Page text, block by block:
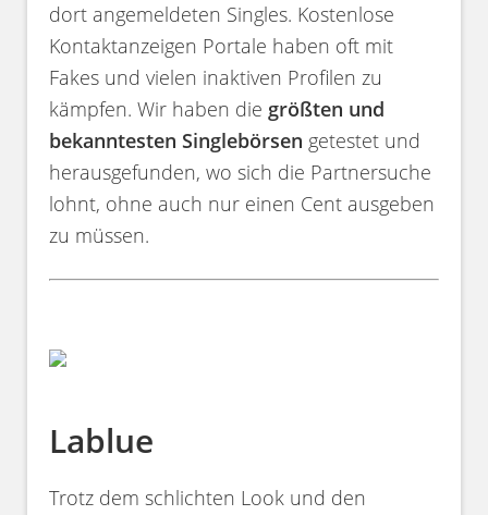
dort angemeldeten Singles. Kostenlose
Kontaktanzeigen Portale haben oft mit
Fakes und vielen inaktiven Profilen zu
kämpfen. Wir haben die größten und
bekanntesten Singlebörsen getestet und
herausgefunden, wo sich die Partnersuche
lohnt, ohne auch nur einen Cent ausgeben
zu müssen.
Lablue
Trotz dem schlichten Look und den